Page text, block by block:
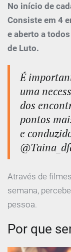
No início de
Consiste em 4
e aberto a
de Luto.
É
uma
dos
pontos
e
Através de
semana,
pessoa.
Por que